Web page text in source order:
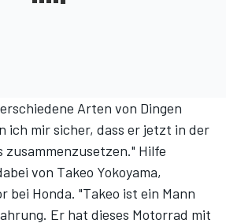
Arten von Dingen
ich mir sicher, dass er jetzt in der
zusammenzusetzen." Hilfe
von Takeo Yokoyama,
bei Honda. "Takeo ist ein Mann
Er hat dieses Motorrad mit